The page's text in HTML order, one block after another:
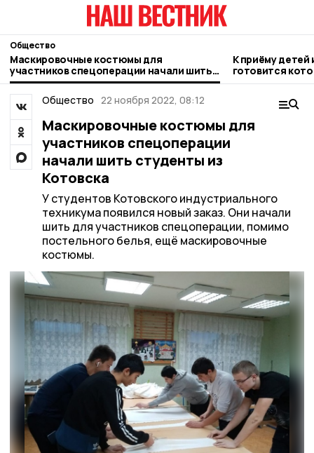
Общество
Маскировочные костюмы для
участников спецоперации начали шить
студенты из Котовска
К приёму детей
готовится
Общество 22 ноября 2022, 08:12
Маскировочные костюмы для
участников спецоперации
начали шить студенты из
Котовска
У студентов Котовского индустриального
техникума появился новый заказ. Они начали
шить для участников спецоперации, помимо
постельного белья, ещё маскировочные
костюмы.